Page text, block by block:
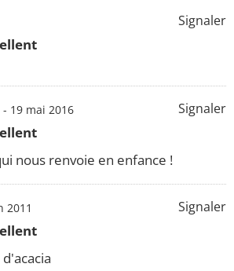
Signaler
Signaler
- 19 mai 2016
nous renvoie en enfance !
Signaler
2011